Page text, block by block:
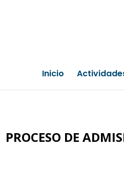
Inicio
PROCESO DE